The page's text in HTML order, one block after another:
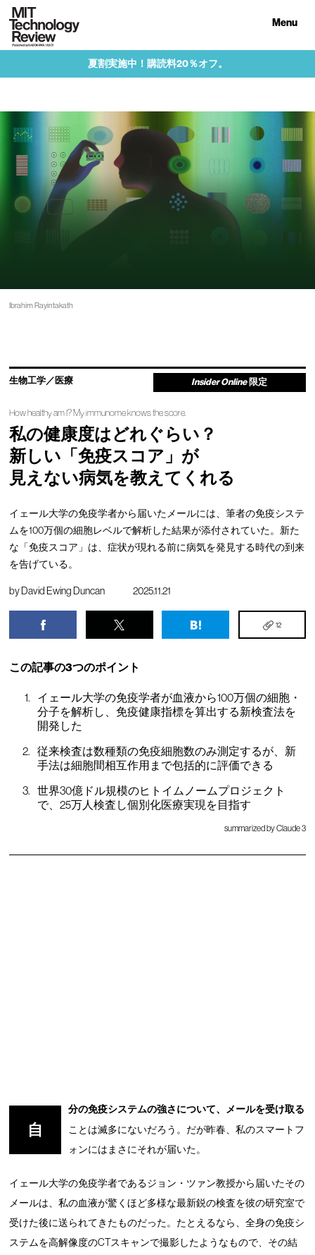
Menu
夏割実施中！購読料20％オフ。
Ibrahim Rayintakath
生物工学／医療 Insider Online 限定
How healthy am I? My immunome knows the score.
私の健康度はどれぐらい？
新しい「免疫スコア」が
見えない病気を教えてくれる
イェール大学の免疫学者から届いたメールには、筆者の免疫システ
ムを100万個の細胞レベルで解析した結果が添付されていた。新た
な「免疫スコア」は、症状が現れる前に病気を発見する時代の到来
を告げている。
byDavid Ewing Duncan 2025.11.21
12
この記事の3つのポイント
イェール大学の免疫学者が血液から100万個の細胞・
分子を解析し、免疫健康指標を算出する新検査法を
開発した
従来検査は数種類の免疫細胞数のみ測定するが、新
手法は細胞間相互作用まで包括的に評価できる
世界30億ドル規模のヒトイムノームプロジェクト
で、25万人検査し個別化医療実現を目指す
summarized by Claude 3
自
分の免疫システムの強さについて、メールを受け取る
ことは滅多にないだろう。だが昨春、私のスマートフ
ォンにはまさにそれが届いた。
イェール大学の免疫学者であるジョン・ツァン教授から届いたその
メールは、私の血液が驚くほど多様な最新鋭の検査を彼の研究室で
受けた後に送られてきたものだった。たとえるなら、全身の免疫シ
ステムを高解像度のCTスキャンで撮影したようなもので、その結